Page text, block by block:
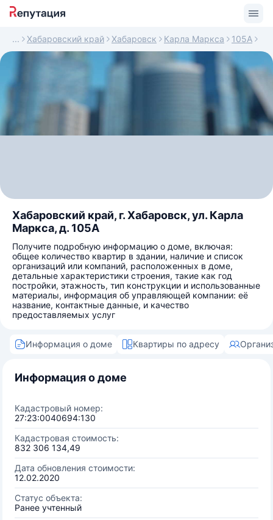
Хабаровский край Хабаровск Карла Маркса 105А
Хабаровский край, г. Хабаровск, ул. Карла
Маркса, д. 105А
Получите подробную информацию о доме, включая:
общее количество квартир в здании, наличие и список
организаций или компаний, расположенных в доме,
детальные характеристики строения, такие как год
постройки, этажность, тип конструкции и использованные
материалы, информация об управляющей компании: её
название, контактные данные, и качество
предоставляемых услуг
Информация о доме Квартиры по адресу
Информация о доме
Кадастровый номер:
27:23:0040694:130
Кадастровая стоимость:
832 306 134,49
Дата обновления стоимости:
12.02.2020
Статус объекта:
Ранее учтенный